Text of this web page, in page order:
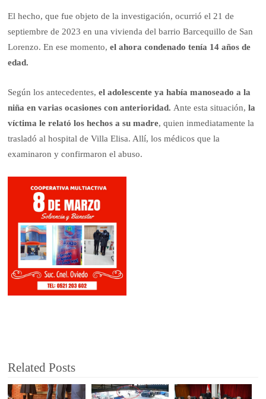
El hecho, que fue objeto de la investigación, ocurrió el 21 de
septiembre de 2023 en una vivienda del barrio Barcequillo de San
Lorenzo. En ese momento,el ahora condenado tenía 14 años de
edad.
Según los antecedentes,el adolescente ya había manoseado a la
niña en varias ocasiones con anterioridad. Ante esta situación, la
víctima le relató los hechos a su madre, quien inmediatamente la
trasladó al hospital de Villa Elisa. Allí, los médicos que la
examinaron y confirmaron el abuso.
Related Posts